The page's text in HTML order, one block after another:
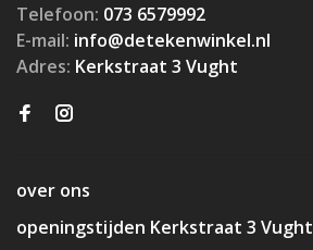
Telefoon: 073 6579992
E-mail: info@detekenwinkel.nl
Adres: Kerkstraat 3 Vught
over ons
openingstijden Kerkstraat 3 Vught